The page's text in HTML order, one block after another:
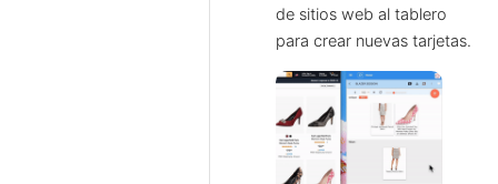
de sitios web al tablero
para crear nuevas tarjetas.